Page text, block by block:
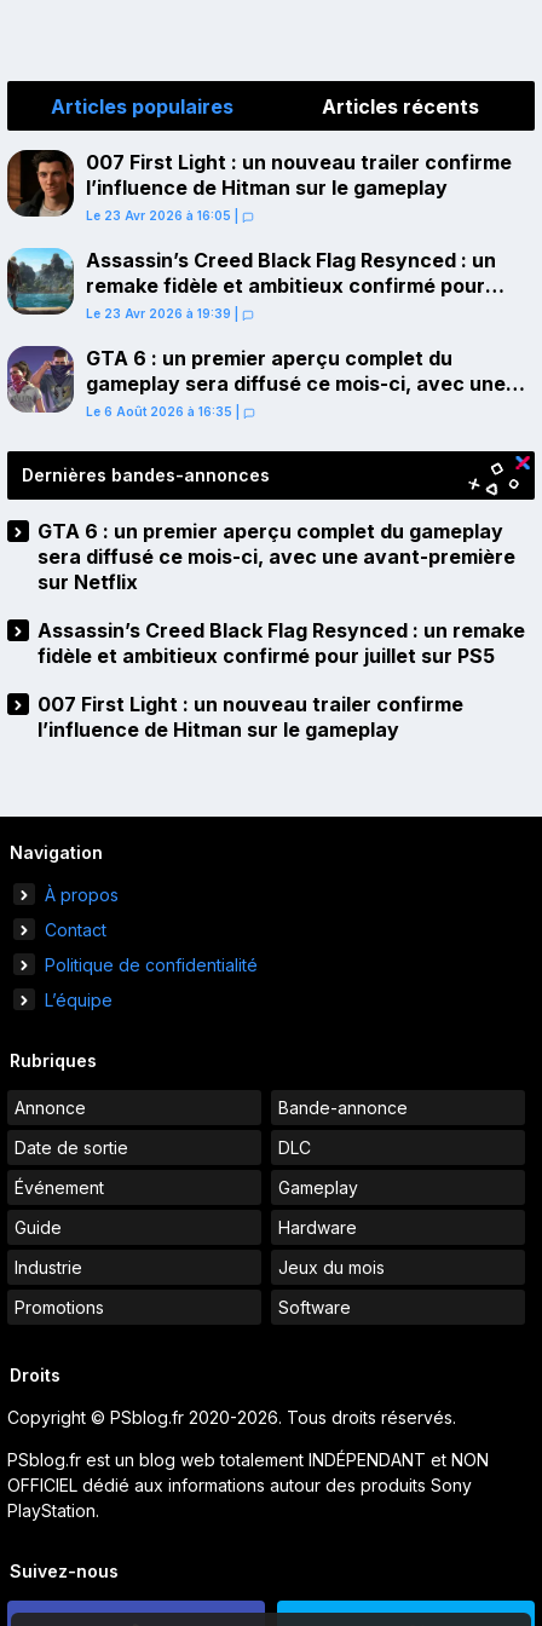
Articles populaires Articles récents
007 First Light : un nouveau trailer confirme
l’influence de Hitman sur le gameplay
Le 23 Avr 2026 à 16:05
Assassin’s Creed Black Flag Resynced : un
remake fidèle et ambitieux confirmé pour
juillet sur PS5
Le 23 Avr 2026 à 19:39
GTA 6 : un premier aperçu complet du
gameplay sera diffusé ce mois-ci, avec une
avant-première sur Netflix
Le 6 Août 2026 à 16:35
Dernières bandes-annonces
GTA 6 : un premier aperçu complet du gameplay
sera diffusé ce mois-ci, avec une avant-première
sur Netflix
Assassin’s Creed Black Flag Resynced : un remake
fidèle et ambitieux confirmé pour juillet sur PS5
007 First Light : un nouveau trailer confirme
l’influence de Hitman sur le gameplay
Navigation
À propos
Contact
Politique de confidentialité
L’équipe
Rubriques
Annonce
Bande-annonce
Date de sortie
DLC
Événement
Gameplay
Guide
Hardware
Industrie
Jeux du mois
Promotions
Software
Droits
Copyright © PSblog.fr 2020-2026. Tous droits réservés.
PSblog.fr est un blog web totalement INDÉPENDANT et NON
OFFICIEL dédié aux informations autour des produits Sony
PlayStation.
Suivez-nous